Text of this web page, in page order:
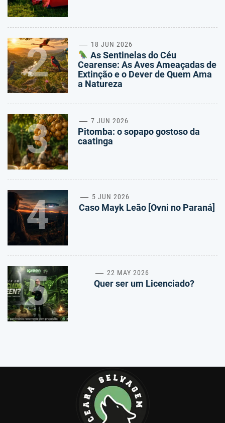
2 18 JUN 2026
As Sentinelas do Céu
Cearense: As Aves Ameaçadas de
Extinção e o Dever de Quem Ama
a Natureza
3 7 JUN 2026
Pitomba: o sopapo gostoso da
caatinga
4 5 JUN 2026
Caso Mayk Leão [Ovni no Paraná]
5 22 MAY 2026
Quer ser um Licenciado?